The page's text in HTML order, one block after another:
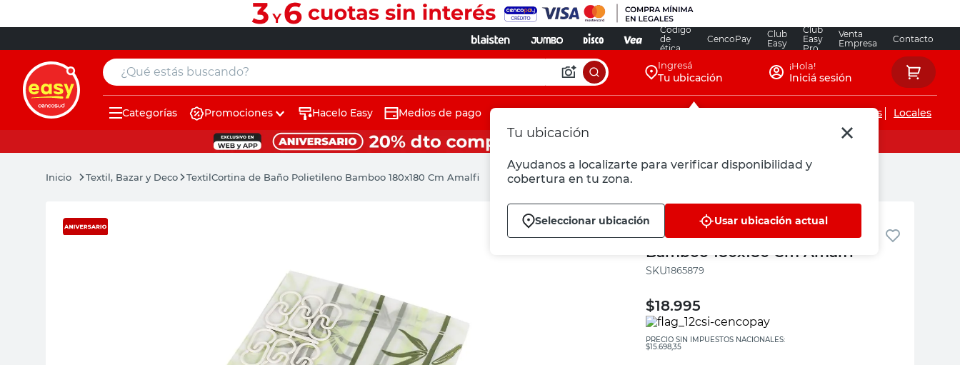
Código
de
ética
CencoPay
Club
Easy
Club
Easy
Pro
Venta
Empresa
Contacto
¿Qué estás buscando? Ingresá
Tu ubicación
Tu ubicación
Ayudanos a localizarte para verificar disponibilidad y
cobertura en tu zona.
Seleccionar ubicación Usar ubicación actual
¡Hola!
Iniciá sesión
Categorías Promociones Hacelo Easy Medios de pago Servicios de instalaciones Locales
Textil, Bazar y Deco TextilCortina de Baño Polietileno Bamboo 180x180 Cm Amalfi
Amalfi
Cortina de Baño Polietileno
Bamboo 180x180 Cm Amalfi
:1865879
$18.995
PRECIO SIN IMPUESTOS NACIONALES:
$15.698,35
muebles